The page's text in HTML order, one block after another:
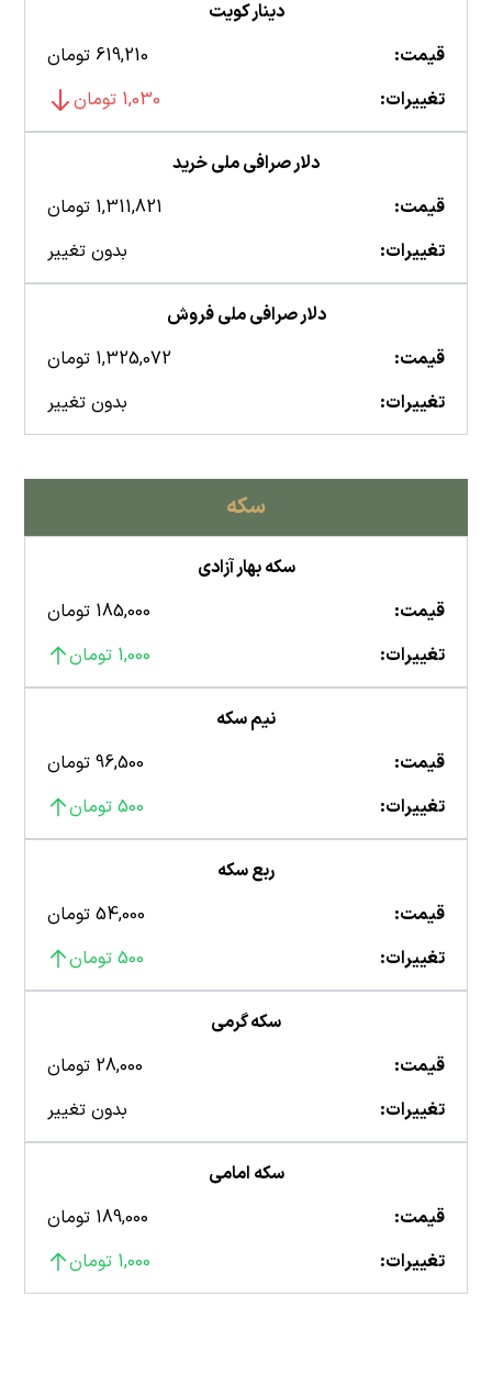
دینار کویت
قیمت:
619,210 تومان
تغییرات:
1,030 تومان
دلار صرافی ملی خرید
قیمت:
1,311,821 تومان
تغییرات:
بدون تغییر
دلار صرافی ملی فروش
قیمت:
1,325,072 تومان
تغییرات:
بدون تغییر
سکه
سکه بهار آزادی
قیمت:
185,000 تومان
تغییرات:
1,000 تومان
نیم سکه
قیمت:
96,500 تومان
تغییرات:
500 تومان
ربع سکه
قیمت:
54,000 تومان
تغییرات:
500 تومان
سکه گرمی
قیمت:
28,000 تومان
تغییرات:
بدون تغییر
سکه امامی
قیمت:
189,000 تومان
تغییرات:
1,000 تومان